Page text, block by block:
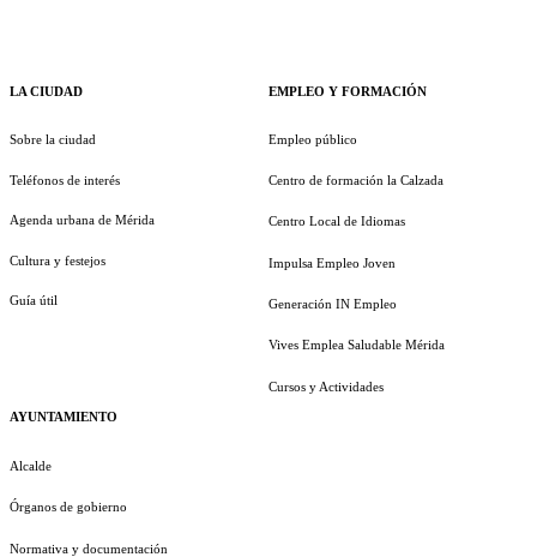
LA CIUDAD
Sobre la ciudad
Teléfonos de interés
Agenda urbana de Mérida
Cultura y festejos
Guía útil
AYUNTAMIENTO
Alcalde
Órganos de gobierno
Normativa y documentación
EMPLEO Y FORMACIÓN
Empleo público
Centro de formación la Calzada
Centro Local de Idiomas
Impulsa Empleo Joven
Generación IN Empleo
Vives Emplea Saludable Mérida
Cursos y Actividades